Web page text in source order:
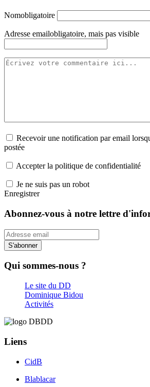
Nomobligatoire
Adresse emailobligatoire, mais pas visible
Recevoir une notification par email
postée
Accepter la politique de confidentialité
Je ne suis pas un robot
Enregistrer
Abonnez-vous à notre lettre
S'abonner
Qui sommes-nous ?
Le site du DD
Dominique Bidou
Activités
Liens
CidB
Blablacar